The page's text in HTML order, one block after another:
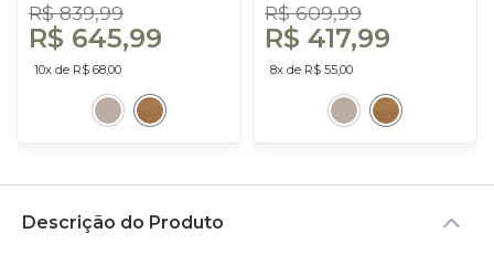
R$ 839,99
R$ 645,99
10x de R$ 68,00
R$ 609,99
R$ 417,99
8x de R$ 55,00
Descrição do Produto